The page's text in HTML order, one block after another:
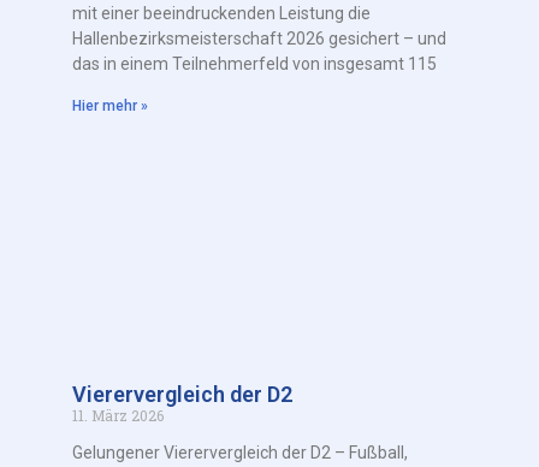
mit einer beeindruckenden Leistung die
Hallenbezirksmeisterschaft 2026 gesichert – und
das in einem Teilnehmerfeld von insgesamt 115
Hier mehr »
Vierervergleich der D2
11. März 2026
Gelungener Vierervergleich der D2 – Fußball,